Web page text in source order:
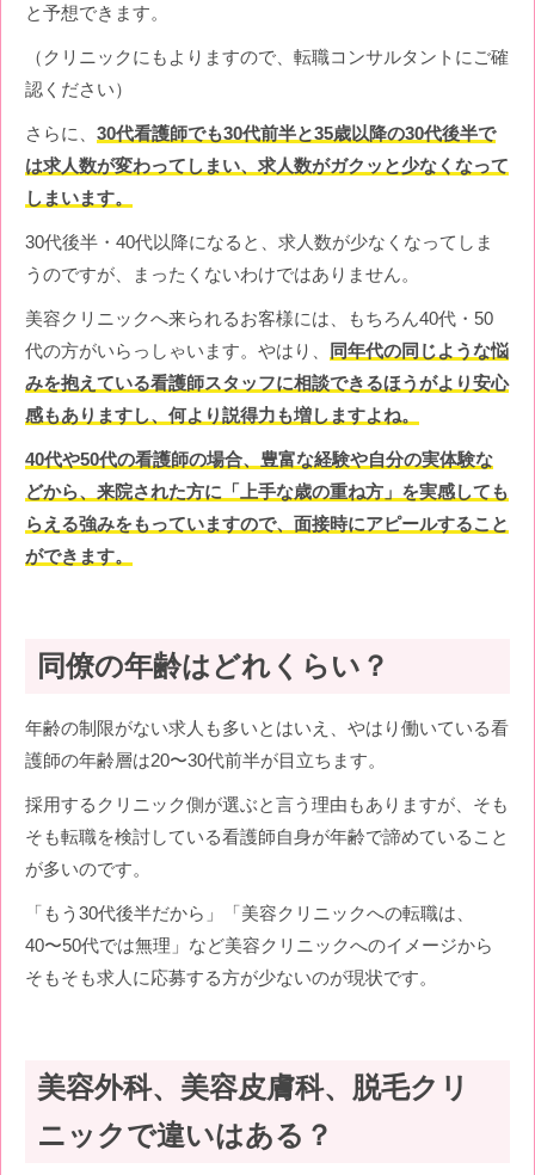
と予想できます。
（クリニックにもよりますので、転職コンサルタントにご確
認ください）
さらに、 30代看護師でも30代前半と35歳以降の30代後半で
は求人数が変わってしまい、求人数がガクッと少なくなって
しまいます。
30代後半・40代以降になると、求人数が少なくなってしま
うのですが、まったくないわけではありません。
美容クリニックへ来られるお客様には、もちろん40代・50
代の方がいらっしゃいます。やはり、
同年代の同じような悩
みを抱えている看護師スタッフに相談できるほうがより安心
感もありますし、何より説得力も増しますよね。
40代や50代の看護師の場合、豊富な経験や自分の実体験な
どから、来院された方に「上手な歳の重ね方」を実感しても
らえる強みをもっていますので、面接時にアピールすること
ができます。
同僚の年齢はどれくらい？
年齢の制限がない求人も多いとはいえ、やはり働いている看
護師の年齢層は20〜30代前半が目立ちます。
採用するクリニック側が選ぶと言う理由もありますが、そも
そも転職を検討している看護師自身が年齢で諦めていること
が多いのです。
「もう30代後半だから」「美容クリニックへの転職は、
40〜50代では無理」など美容クリニックへのイメージから
そもそも求人に応募する方が少ないのが現状です。
美容外科、美容皮膚科、脱毛クリ
ニックで違いはある？